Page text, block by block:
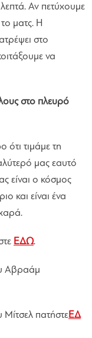
Αν πετύχουμε
ματς. Η
στο
να
στο πλευρό
ότι τιμάμε τη
μας εαυτό
είναι ο κόσμος
και είναι ένα
ΕΔΩ.
Αβραάμ
Μίτσελ πατήστεΕΔ